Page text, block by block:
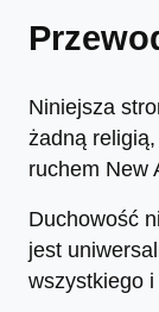
Niniejsza
żadną
ruchem New
Duchowość
jest
wszystkiego